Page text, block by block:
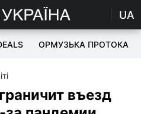
UA
ОРМУЗЬКА ПРОТОКА
въезд